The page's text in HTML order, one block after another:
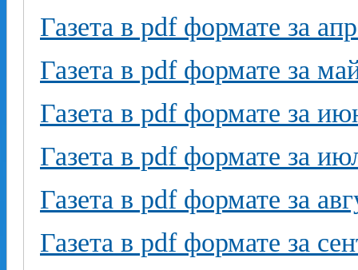
Газета в pdf формате за
Газета в pdf формате за
Газета в pdf формате за
Газета в pdf формате за
Газета в pdf формате за
Газета в pdf формате за